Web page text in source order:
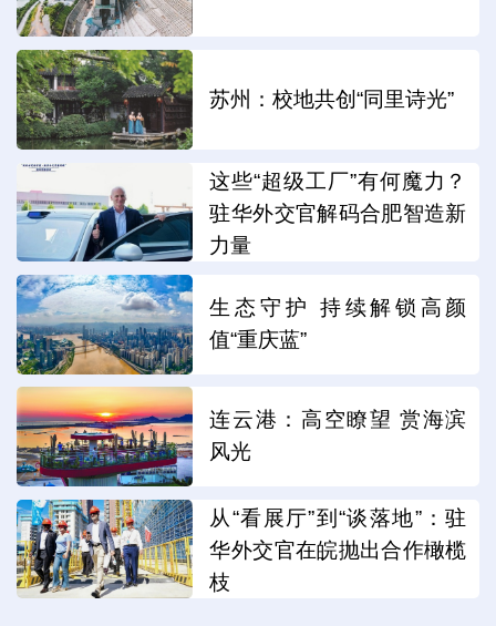
苏州：校地共创“同里诗光”
这些“超级工厂”有何魔力？
驻华外交官解码合肥智造新
力量
生态守护 持续解锁高颜
值“重庆蓝”
连云港：高空瞭望 赏海滨
风光
从“看展厅”到“谈落地”：驻
华外交官在皖抛出合作橄榄
枝